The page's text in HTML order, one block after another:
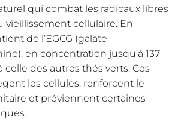
qui combat les radicaux libres
vieillissement cellulaire. En
de l’EGCG (galate
en concentration jusqu’à 137
celle des autres thés verts. Ces
les cellules, renforcent le
et préviennent certaines